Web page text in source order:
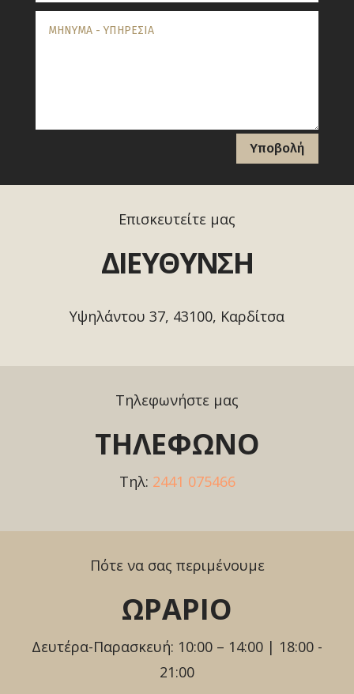
Υποβολή
Επισκευτείτε μας
ΔΙΕΥΘΥΝΣΗ
Υψηλάντου 37, 43100, Καρδίτσα
Τηλεφωνήστε μας
ΤΗΛΕΦΩΝΟ
Τηλ: 2441 075466
Πότε να σας περιμένουμε
ΩΡΑΡΙΟ
Δευτέρα-Παρασκευή: 10:00 – 14:00 | 18:00 -
21:00